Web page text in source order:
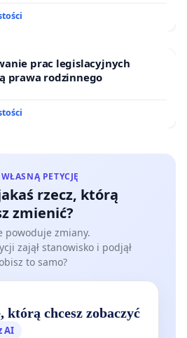
i opiekunowie
„Iskierka” w Krakowie
prac legislacyjnych
prawa rodzinnego
PETYCJĘ
rzecz, którą
zmienić?
powoduje zmiany.
zajął stanowisko i podjął
to samo?
którą chcesz zobaczyć
AI